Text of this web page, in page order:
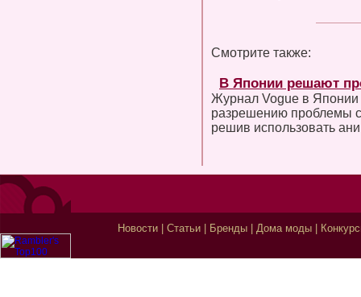
Смотрите также:
В Японии решают
Журнал Vogue в Японии
разрешению проблемы
решив использовать
Новости| Статьи| Бренды| Дома моды|